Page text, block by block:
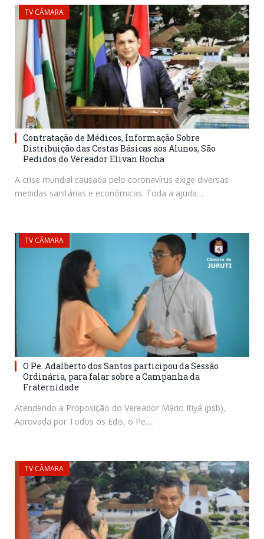
TV CÂMARA
Contratação de Médicos, Informação Sobre
Distribuição das Cestas Básicas aos Alunos, São
Pedidos do Vereador Elivan Rocha
A crise mundial causada pelo coronavírus exige diversas
medidas sanitárias e econômicas. Toda a ajuda…
TV CÂMARA
O Pe. Adalberto dos Santos participou da Sessão
Ordinária, para falar sobre a Campanha da
Fraternidade
Atendendo a Proposição do Vereador Mário Itiyá (psb),
Aprovada por Todos os Edis, o Pe.…
TV CÂMARA